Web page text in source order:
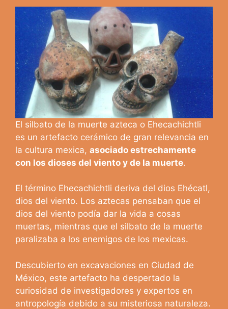
El silbato de la muerte azteca o Ehecachichtli
es un artefacto cerámico de gran relevancia en
la cultura mexica, asociado estrechamente
con los dioses del viento y de la muerte.
El término Ehecachichtli deriva del dios Ehécatl,
dios del viento. Los aztecas pensaban que el
dios del viento podía dar la vida a cosas
muertas, mientras que el silbato de la muerte
paralizaba a los enemigos de los mexicas.
Descubierto en excavaciones en Ciudad de
México, este artefacto ha despertado la
curiosidad de investigadores y expertos en
antropología debido a su misteriosa naturaleza.